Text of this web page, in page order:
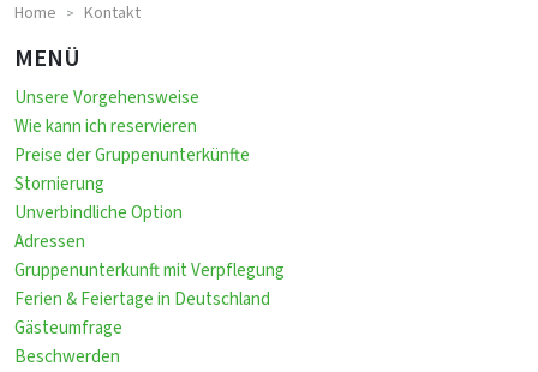
Home > Kontakt
MENÜ
Unsere Vorgehensweise
Wie kann ich reservieren
Preise der Gruppenunterkünfte
Stornierung
Unverbindliche Option
Adressen
Gruppenunterkunft mit Verpflegung
Ferien & Feiertage in Deutschland
Gästeumfrage
Beschwerden